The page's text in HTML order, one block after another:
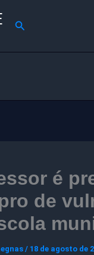
Pesquisar
é
de
/ 18 de agosto de